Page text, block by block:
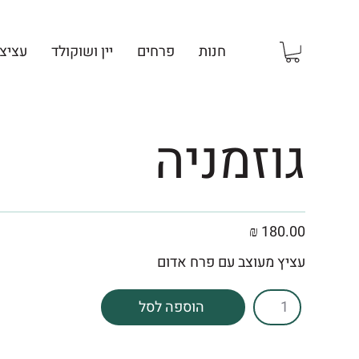
חנות פרחים יין ושוקולד
גוזמניה
עציץ מעוצב עם פרח אדום
180.00 ₪
הוספה לסל